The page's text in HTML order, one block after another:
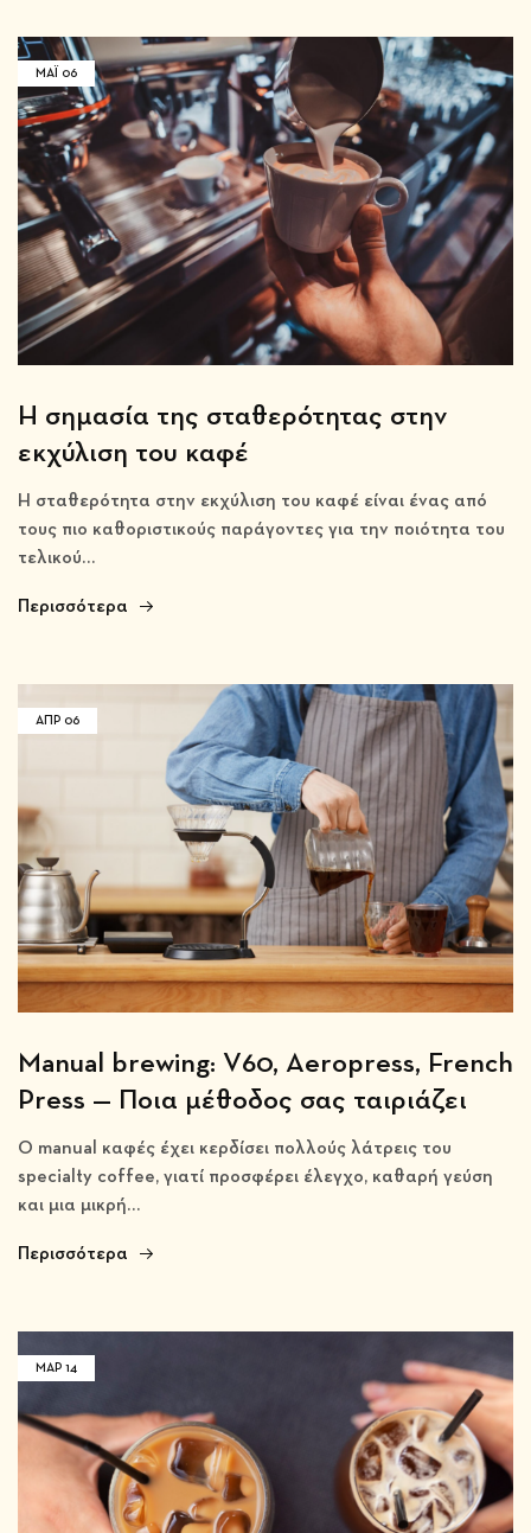
ΜΆΙ 06
Η σημασία της σταθερότητας στην
εκχύλιση του καφέ
Η σταθερότητα στην εκχύλιση του καφέ είναι ένας από
τους πιο καθοριστικούς παράγοντες για την ποιότητα του
τελικού…
Περισσότερα
ΑΠΡ 06
Manual brewing: V60, Aeropress, French
Press — Ποια μέθοδος σας ταιριάζει
Ο manual καφές έχει κερδίσει πολλούς λάτρεις του
specialty coffee, γιατί προσφέρει έλεγχο, καθαρή γεύση
και μια μικρή…
Περισσότερα
ΜΑΡ 14